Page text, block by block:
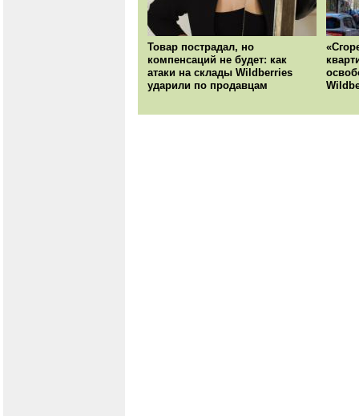
Товар пострадал, но
компенсаций не будет: как
атаки на склады Wildberries
ударили по продавцам